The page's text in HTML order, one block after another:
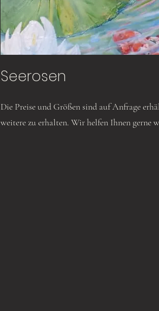
Seerosen
Die Preise und Größen sind auf Anfrage
weitere zu erhalten. Wir helfen Ihnen gerne